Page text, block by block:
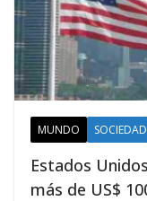
MUNDO SOCIEDAD
Estados
más de US$